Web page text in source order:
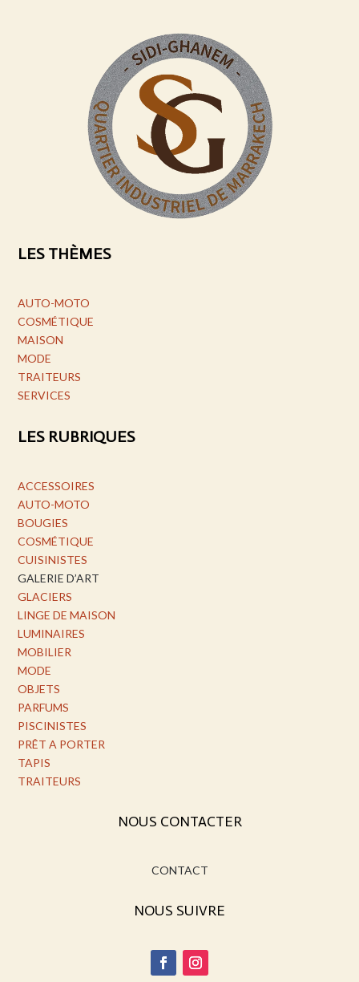
LES THÈMES
AUTO-MOTO
COSMÉTIQUE
MAISON
MODE
TRAITEURS
SERVICES
LES RUBRIQUES
ACCESSOIRES
AUTO-MOTO
BOUGIES
COSMÉTIQUE
CUISINISTES
GALERIE D’ART
GLACIERS
LINGE DE MAISON
LUMINAIRES
MOBILIER
MODE
OBJETS
PARFUMS
PISCINISTES
PRÊT A PORTER
TAPIS
TRAITEURS
NOUS CONTACTER
CONTACT
NOUS SUIVRE